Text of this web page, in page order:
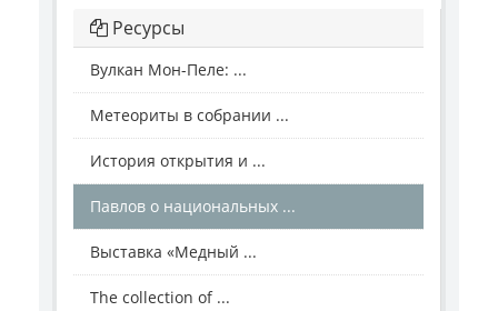
Ресурсы
Вулкан Мон-Пеле: ...
Метеориты в собрании ...
История открытия и ...
Павлов о национальных ...
Выставка «Медный ...
The collection of ...